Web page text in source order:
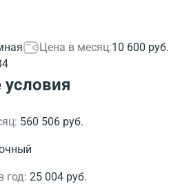
Цена в месяц:10 600 руб.
560 506 руб.
год: 25 004 руб.